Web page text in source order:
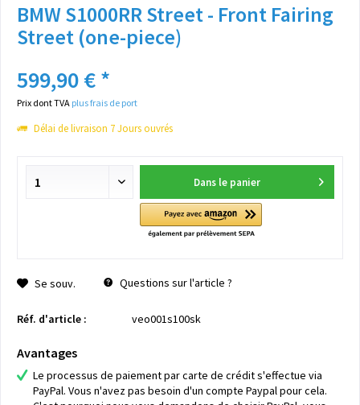
BMW S1000RR Street - Front Fairing
Street (one-piece)
599,90 € *
Prix dont TVA plus frais de port
Délai de livraison 7 Jours ouvrés
Dans le panier
Se souv. Questions sur l'article ?
Réf. d'article : veo001s100sk
Avantages
Le processus de paiement par carte de crédit s'effectue via
PayPal. Vous n'avez pas besoin d'un compte Paypal pour cela.